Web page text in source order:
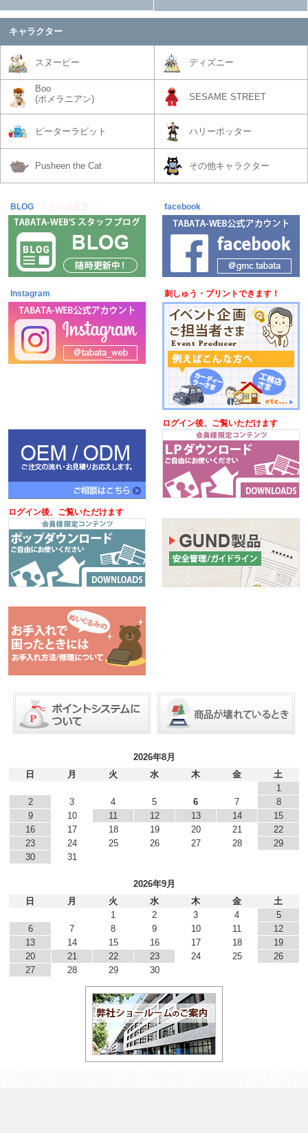
キャラクター
スヌーピー ディズニー
Boo
(ポメラニアン)
SESAME STREET
ピーターラビット ハリーポッター
Pusheen the Cat その他キャラクター
BLOG facebook
Instagram 刺しゅう・プリントできます！
ログイン後、ご覧いただけます
ログイン後、ご覧いただけます
2026年8月
日
月 火 水 木 金
土
1
2
3 4 5 6 7
8
9
10 11 12 13 14
15
16
17 18 19 20 21
22
23
24 25 26 27 28
29
30
31
2026年9月
日
月 火 水 木 金
土
1
2 3 4
5
6
7 8 9 10 11
12
13
14 15 16 17 18
19
20
21 22 23 24 25
26
27
28 29 30